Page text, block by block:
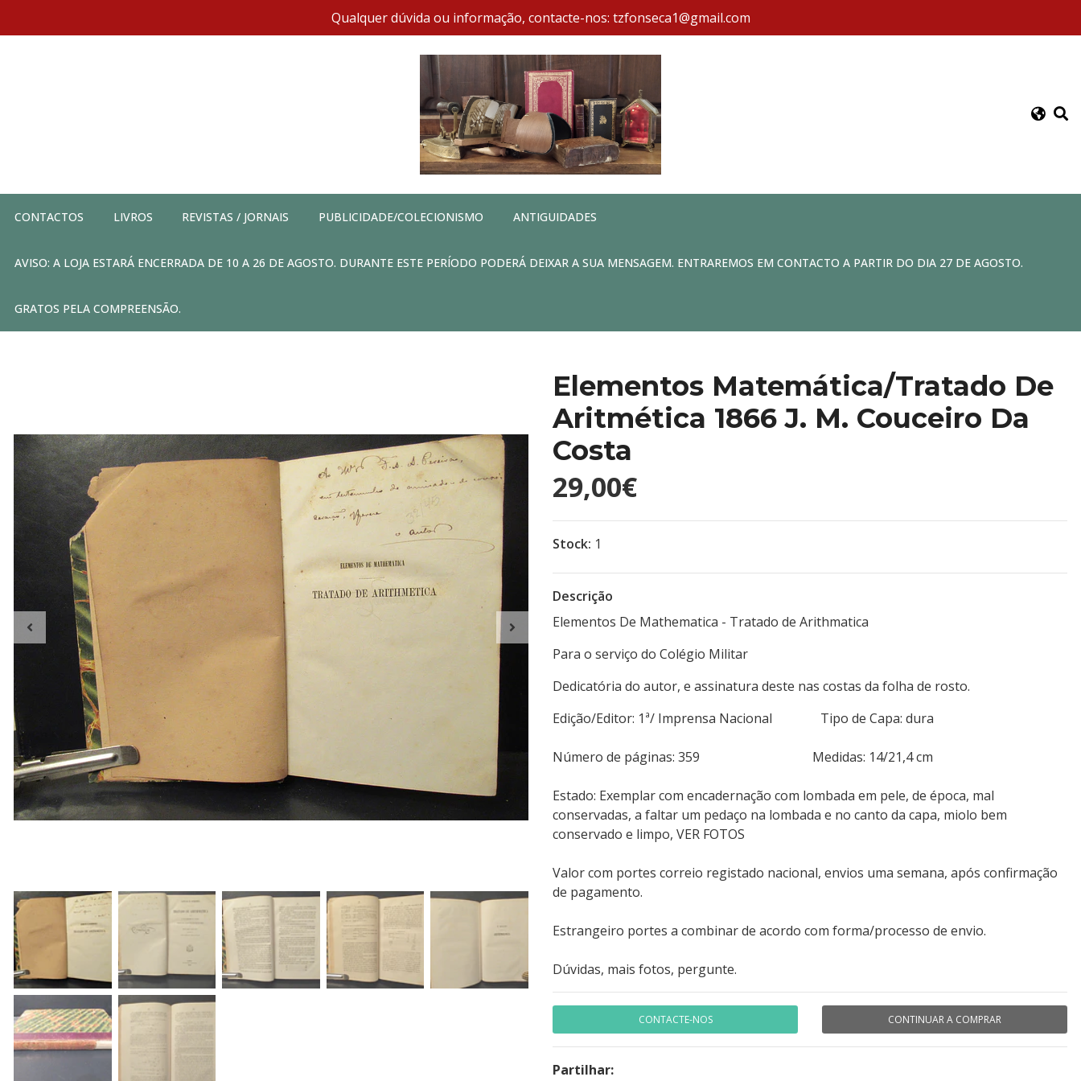
Qualquer dúvida ou informação, contacte-nos: tzfonseca1@gmail.com
CONTACTOS LIVROS REVISTAS / JORNAIS PUBLICIDADE/COLECIONISMO ANTIGUIDADES
AVISO: A LOJA ESTARÁ ENCERRADA DE 10 A 26 DE AGOSTO. DURANTE ESTE PERÍODO PODERÁ DEIXAR A SUA MENSAGEM. ENTRAREMOS EM CONTACTO A PARTIR DO DIA 27 DE AGOSTO.
GRATOS PELA COMPREENSÃO.
Elementos Matemática/Tratado De
Aritmética 1866 J. M. Couceiro Da
Costa
29,00€
Stock: 1
Descrição
Elementos De Mathematica - Tratado de Arithmatica
Para o serviço do Colégio Militar
Dedicatória do autor, e assinatura deste nas costas da folha de rosto.
Edição/Editor: 1ª/ Imprensa Nacional Tipo de Capa: dura
Número de páginas: 359 Medidas: 14/21,4 cm
Estado: Exemplar com encadernação com lombada em pele, de época, mal
conservadas, a faltar um pedaço na lombada e no canto da capa, miolo bem
conservado e limpo, VER FOTOS
Valor com portes correio registado nacional, envios uma semana, após confirmação
de pagamento.
Estrangeiro portes a combinar de acordo com forma/processo de envio.
Dúvidas, mais fotos, pergunte.
CONTACTE-NOS CONTINUAR A COMPRAR
Partilhar: